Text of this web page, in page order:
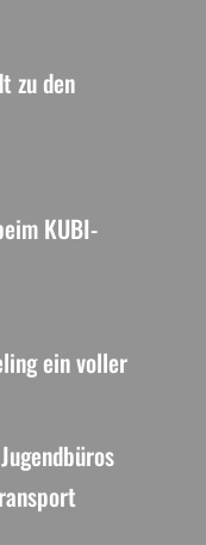
zu den
KUBI-
ein voller